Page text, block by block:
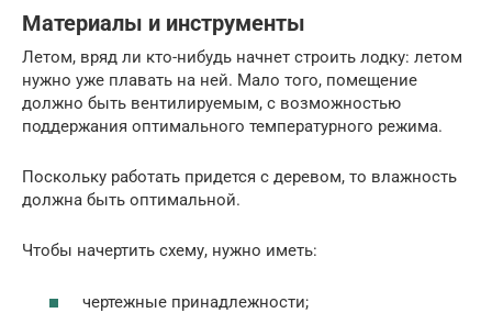
Материалы и инструменты
Летом, вряд ли кто-нибудь начнет строить лодку: летом
нужно уже плавать на ней. Мало того, помещение
должно быть вентилируемым, с возможностью
поддержания оптимального температурного режима.
Поскольку работать придется с деревом, то влажность
должна быть оптимальной.
Чтобы начертить схему, нужно иметь:
чертежные принадлежности;